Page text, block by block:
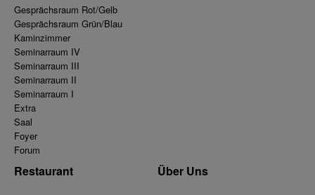
Gesprächsraum Rot/Gelb
Gesprächsraum Grün/Blau
Kaminzimmer
Seminarraum IV
Seminarraum III
Seminarraum II
Seminarraum I
Extra
Saal
Foyer
Forum
Restaurant Über Uns